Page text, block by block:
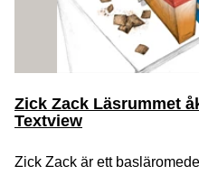
Zick Zack Läsrummet
Textview
Zick Zack är ett